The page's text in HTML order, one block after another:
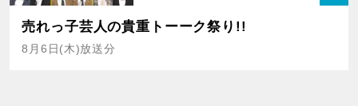
売れっ子芸人の貴重トーーク祭り!!
8月6日(木)放送分